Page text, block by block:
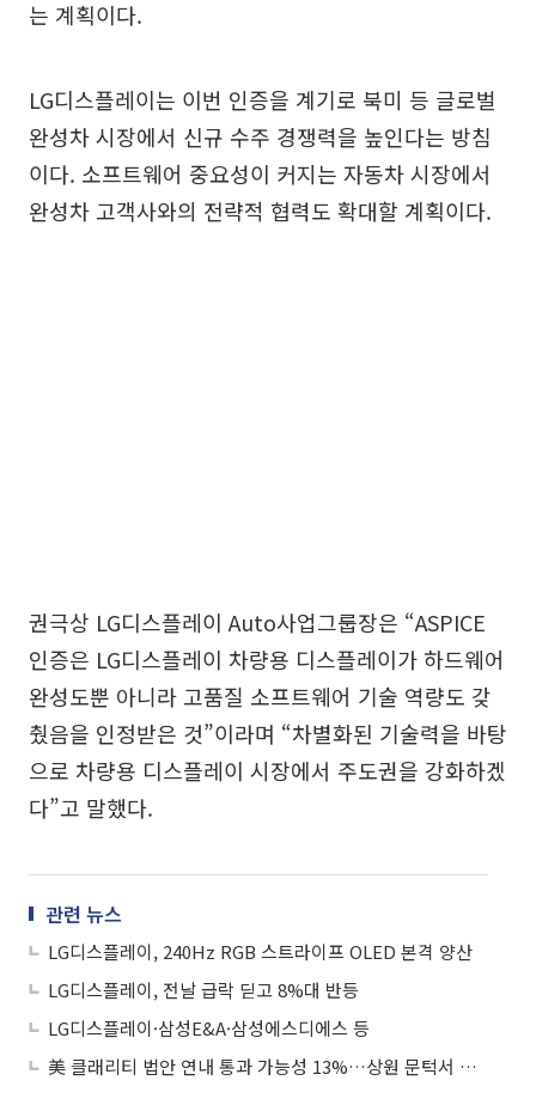
는 계획이다.
LG디스플레이는 이번 인증을 계기로 북미 등 글로벌
완성차 시장에서 신규 수주 경쟁력을 높인다는 방침
이다. 소프트웨어 중요성이 커지는 자동차 시장에서
완성차 고객사와의 전략적 협력도 확대할 계획이다.
권극상 LG디스플레이 Auto사업그룹장은 “ASPICE
인증은 LG디스플레이 차량용 디스플레이가 하드웨어
완성도뿐 아니라 고품질 소프트웨어 기술 역량도 갖
췄음을 인정받은 것”이라며 “차별화된 기술력을 바탕
으로 차량용 디스플레이 시장에서 주도권을 강화하겠
다”고 말했다.
관련 뉴스
LG디스플레이, 240Hz RGB 스트라이프 OLED 본격 양산
LG디스플레이, 전날 급락 딛고 8%대 반등
LG디스플레이·삼성E&A·삼성에스디에스 등
美 클래리티 법안 연내 통과 가능성 13%…상원 문턱서 제동